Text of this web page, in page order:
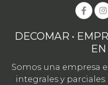
DECOMAR •
Somos una empresa
integrales y